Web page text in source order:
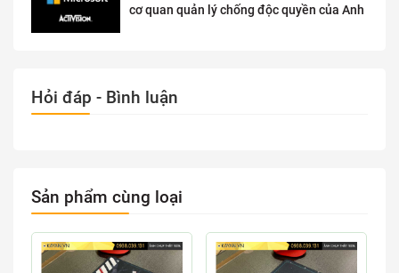
cơ quan quản lý chống độc quyền của Anh
Hỏi đáp - Bình luận
Sản phẩm cùng loại